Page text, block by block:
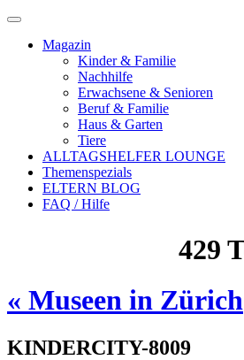
Magazin
Kinder & Familie
Nachhilfe
Erwachsene & Senioren
Beruf & Familie
Haus & Garten
Tiere
ALLTAGSHELFER LOUNGE
Themenspezials
ELTERN BLOG
FAQ / Hilfe
« Museen in Zürich
KINDERCITY-8009